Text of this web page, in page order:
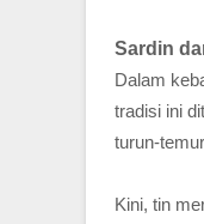
Sardin
Dalam
tradisi ini
turun-
Kini, tin